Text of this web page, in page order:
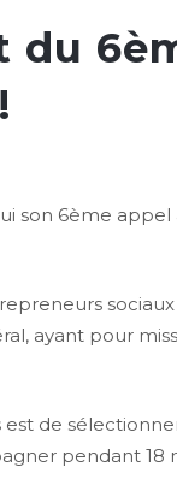
du
son 6ème
ayant pour
de
pendant 18